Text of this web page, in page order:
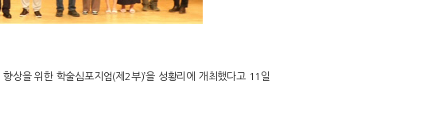
상을 위한 학술심포지엄(제2부)’을 성황리에 개최했다고 11일